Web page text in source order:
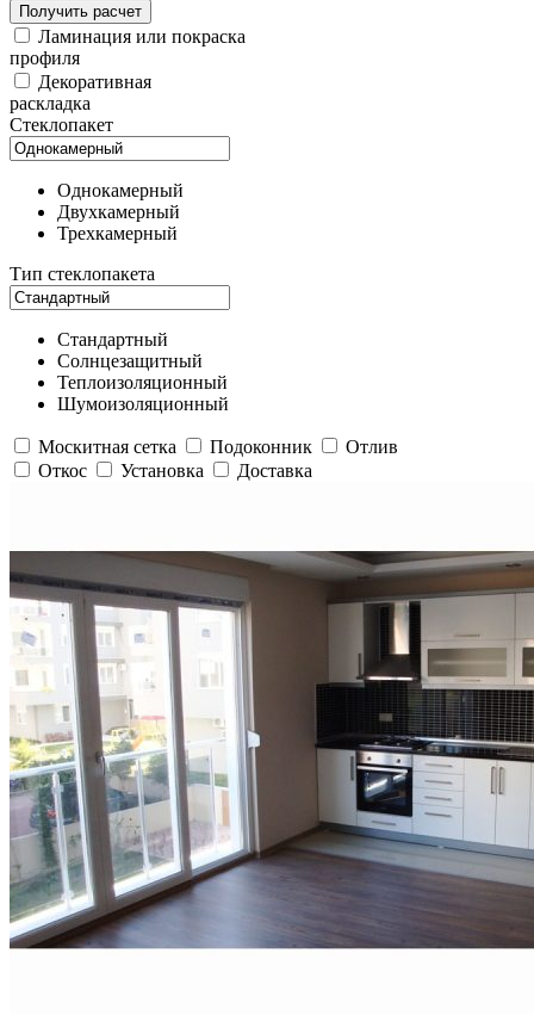
Получить расчет
Ламинация или покраска
профиля
Декоративная
раскладка
Стеклопакет
Однокамерный
Двухкамерный
Трехкамерный
Тип стеклопакета
Стандартный
Солнцезащитный
Теплоизоляционный
Шумоизоляционный
Москитная сетка Подоконник
Отлив
Откос
Установка Доставка